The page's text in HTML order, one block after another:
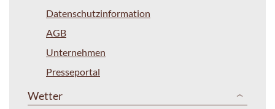
Datenschutzinformation
AGB
Unternehmen
Presseportal
Wetter